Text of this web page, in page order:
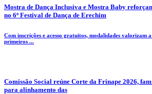
Mostra de Dança Inclusiva e Mostra Baby
no 6º Festival de Dança de Erechim
Com inscrições e acesso gratuitos, modalidades valorizam
primeiros ...
Comissão Social reúne Corte da Frinape 2026,
para alinhamento das